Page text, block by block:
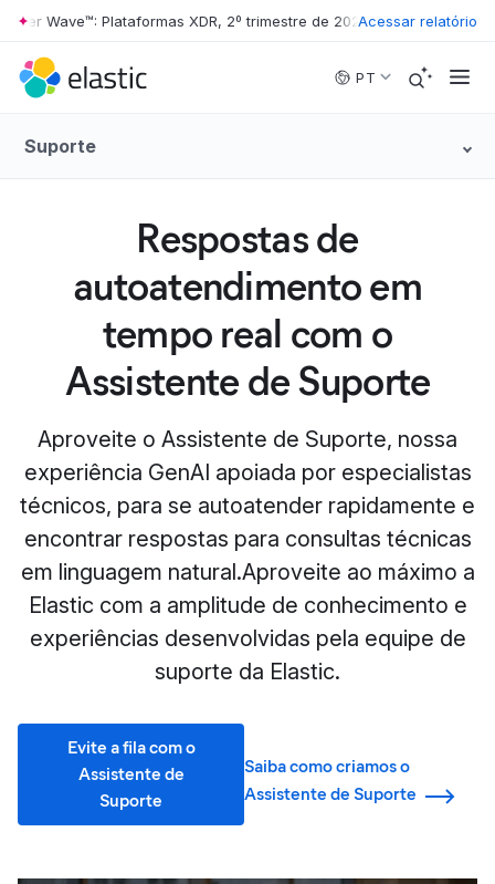
Skip to main content
Wave™: Plataformas XDR, 2º trimestre de 2026 • The Forrester
Acessar relatório
PT
Suporte
Respostas de
autoatendimento em
tempo real com o
Assistente de Suporte
Aproveite o Assistente de Suporte, nossa
experiência GenAI apoiada por especialistas
técnicos, para se autoatender rapidamente e
encontrar respostas para consultas técnicas
em linguagem natural.Aproveite ao máximo a
Elastic com a amplitude de conhecimento e
experiências desenvolvidas pela equipe de
suporte da Elastic.
Evite a fila com o
Assistente de
Suporte
Saiba como criamos o
Assistente de Suporte